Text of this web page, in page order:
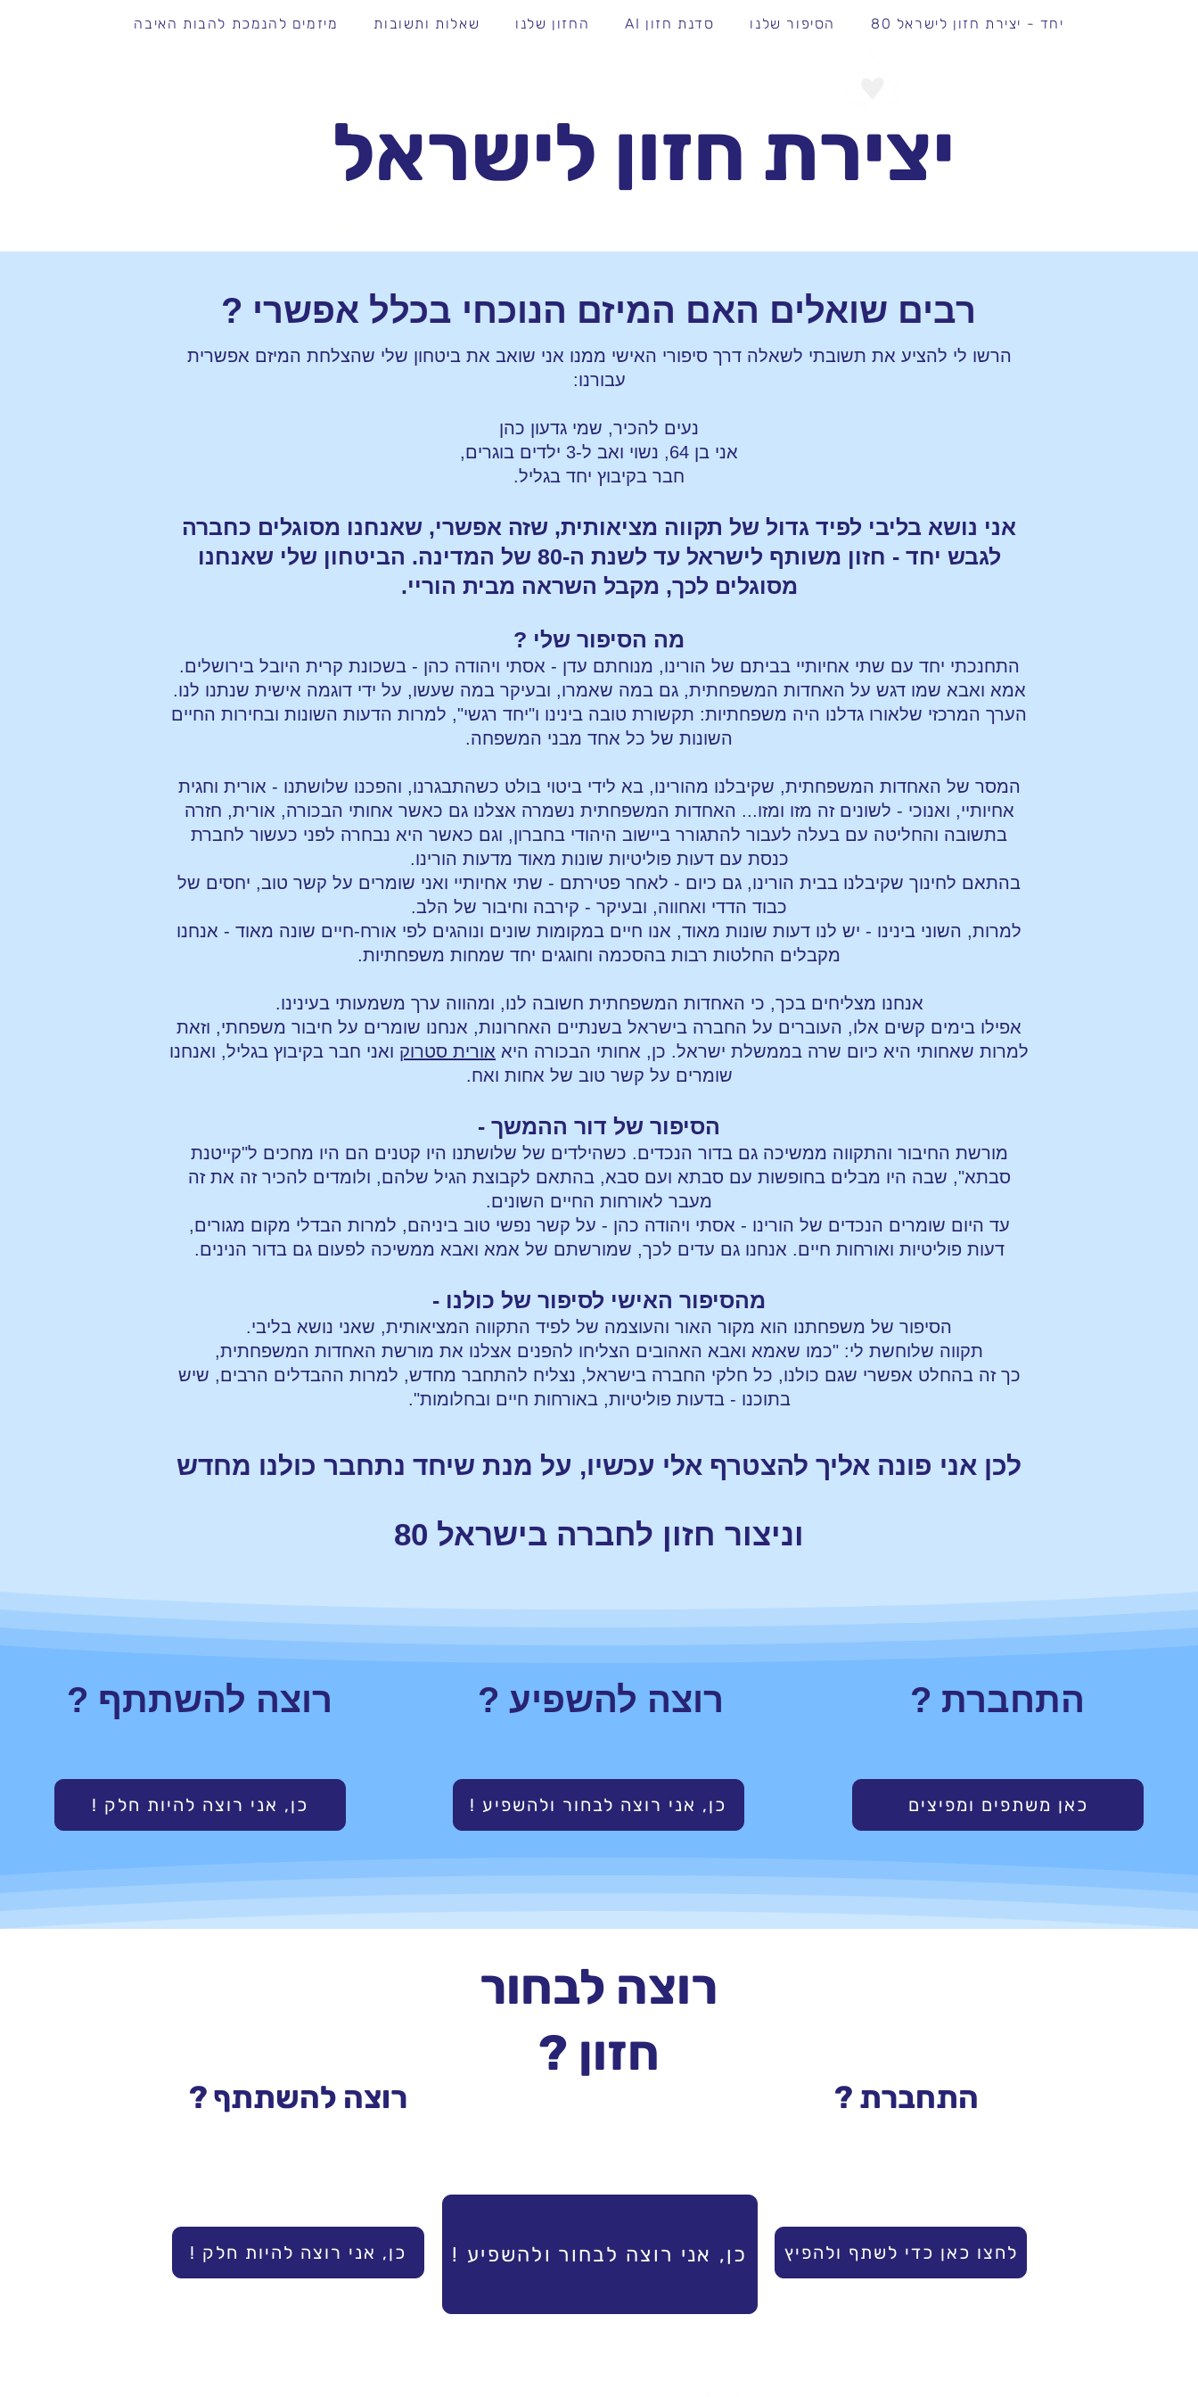
יחד - יצירת חזון לישראל 80 הסיפור שלנו סדנת חזון AI החזון שלנו שאלות ותשובות מיזמים להנמכת להבות האיבה
יצירת חזון לישראל
רבים שואלים האם המיזם הנוכחי בכלל אפשרי ?
הרשו לי להציע את תשובתי לשאלה דרך סיפורי האישי ממנו אני שואב את ביטחון שלי שהצלחת המיזם אפשרית
עבורנו:
נעים להכיר, שמי גדעון כהן
אני בן 64, נשוי ואב ל-3 ילדים בוגרים,
חבר בקיבוץ יחד בגליל.
אני נושא בליבי לפיד גדול של תקווה מציאותית, שזה אפשרי, שאנחנו מסוגלים כחברה
לגבש יחד - חזון משותף לישראל עד לשנת ה-80 של המדינה.
הביטחון שלי שאנחנו
מסוגלים לכך, מקבל השראה מבית הוריי.
מה הסיפור שלי ?
התחנכתי יחד עם שתי אחיותיי בביתם של הורינו, מנוחתם עדן - אסתי ויהודה כהן - בשכונת קרית היובל בירושלים.
אמא ואבא שמו דגש על האחדות המשפחתית, גם במה שאמרו, ובעיקר במה שעשו, על ידי דוגמה אישית שנתנו לנו.
הערך המרכזי שלאורו גדלנו היה משפחתיות: תקשורת טובה בינינו ו"יחד רגשי", למרות הדעות השונות ובחירות החיים
השונות של כל אחד מבני המשפחה.
המסר של האחדות המשפחתית, שקיבלנו מהורינו, בא לידי ביטוי בולט כשהתבגרנו, והפכנו שלושתנו - אורית וחגית
אחיותיי, ואנוכי - לשונים זה מזו ומזו... האחדות המשפחתית נשמרה אצלנו גם כאשר אחותי הבכורה, אורית, חזרה
בתשובה והחליטה עם בעלה לעבור להתגורר ביישוב היהודי בחברון, וגם כאשר היא נבחרה לפני כעשור לחברת
כנסת עם דעות פוליטיות שונות מאוד מדעות הורינו.
בהתאם לחינוך שקיבלנו בבית הורינו, גם כיום - לאחר פטירתם - שתי אחיותיי ואני שומרים על קשר טוב, יחסים של
כבוד הדדי ואחווה, ובעיקר - קירבה וחיבור של הלב.
למרות, השוני בינינו - יש לנו דעות שונות מאוד, אנו חיים במקומות שונים ונוהגים לפי אורח-חיים שונה מאוד - אנחנו
מקבלים החלטות רבות בהסכמה וחוגגים יחד שמחות משפחתיות.
אנחנו מצליחים בכך, כי האחדות המשפחתית חשובה לנו, ומהווה ערך משמעותי בעינינו.
אפילו בימים קשים אלו, העוברים על החברה בישראל בשנתיים האחרונות, אנחנו שומרים על חיבור משפחתי, וזאת
למרות שאחותי היא כיום שרה בממשלת ישראל. כן, אחותי הבכורה היא אורית סטרוק ואני חבר בקיבוץ בגליל, ואנחנו
שומרים על קשר טוב של אחות ואח.
הסיפור של דור ההמשך -
מורשת החיבור והתקווה ממשיכה גם בדור הנכדים. כשהילדים של שלושתנו היו קטנים הם היו מחכים ל"קייטנת
סבתא", שבה היו מבלים בחופשות עם סבתא ועם סבא, בהתאם לקבוצת הגיל שלהם, ולומדים להכיר זה את זה
מעבר לאורחות החיים השונים.
עד היום שומרים הנכדים של הורינו - אסתי ויהודה כהן - על קשר נפשי טוב ביניהם, למרות הבדלי מקום מגורים,
דעות פוליטיות ואורחות חיים. אנחנו גם עדים לכך, שמורשתם של אמא ואבא ממשיכה לפעום גם בדור הנינים.
מהסיפור האישי לסיפור של כולנו -
הסיפור של משפחתנו הוא מקור האור והעוצמה של לפיד התקווה המציאותית, שאני נושא בליבי.
תקווה שלוחשת לי: "כמו שאמא ואבא האהובים הצליחו להפנים אצלנו את מורשת האחדות המשפחתית,
כך זה בהחלט אפשרי שגם כולנו, כל חלקי החברה בישראל, נצליח להתחבר מחדש, למרות ההבדלים הרבים, שיש
בתוכנו - בדעות פוליטיות, באורחות חיים ובחלומות".
לכן אני פונה אליך להצטרף אלי עכשיו, על מנת שיחד נתחבר כולנו מחדש
וניצור חזון לחברה בישראל 80
רוצה להשתתף ?
! כן, אני רוצה להיות חלק
רוצה להשפיע ?
! כן, אני רוצה לבחור ולהשפיע
התחברת ?
כאן משתפים ומפיצים
רוצה להשתתף ?
רוצה לבחור
חזון ?
! כן, אני רוצה להיות חלק ! כן, אני רוצה לבחור ולהשפיע
התחברת ?
לחצו כאן כדי לשתף ולהפיץ